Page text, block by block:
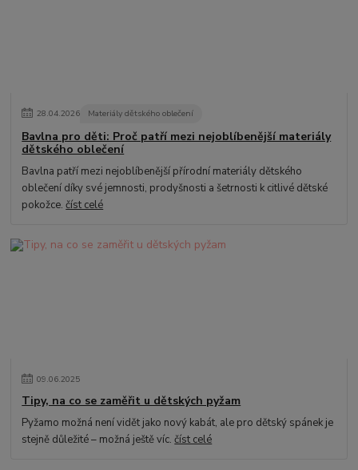
28.04.2026 Materiály dětského oblečení
Bavlna pro děti: Proč patří mezi nejoblíbenější materiály
dětského oblečení
Bavlna patří mezi nejoblíbenější přírodní materiály dětského
oblečení díky své jemnosti, prodyšnosti a šetrnosti k citlivé dětské
pokožce.číst celé
09.06.2025
Tipy, na co se zaměřit u dětských pyžam
Pyžamo možná není vidět jako nový kabát, ale pro dětský spánek je
stejně důležité – možná ještě víc.číst celé